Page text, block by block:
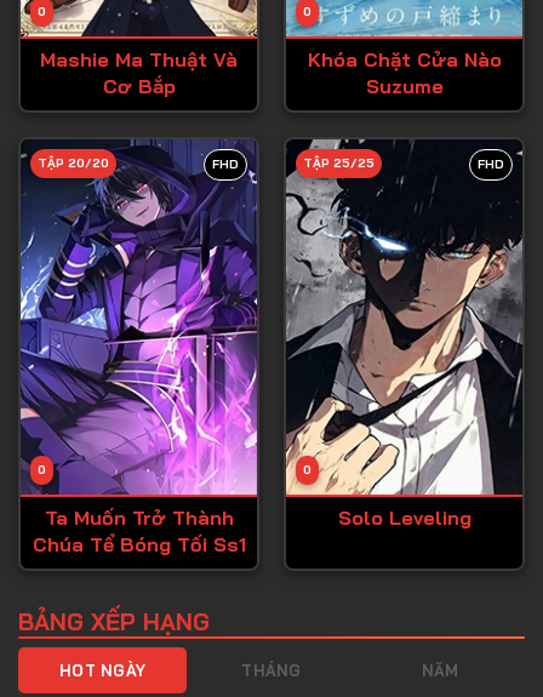
Tập 36
Tập 39
Tập 40
Tập 41
Tập 42
Tập 43
Tập 44
Tập 45
Tập 46
Tập 47
Tập 49
0
Mashie Ma Thuật Và
Cơ Bắp
0
Khóa Chặt Cửa Nào
Suzume
FHD
0
TẬP 20/20
Ta Muốn Trở Thành
Chúa Tể Bóng Tối Ss1
FHD
0
TẬP 25/25
Solo Leveling
BẢNG XẾP HẠNG
HOT NGÀY THÁNG NĂM